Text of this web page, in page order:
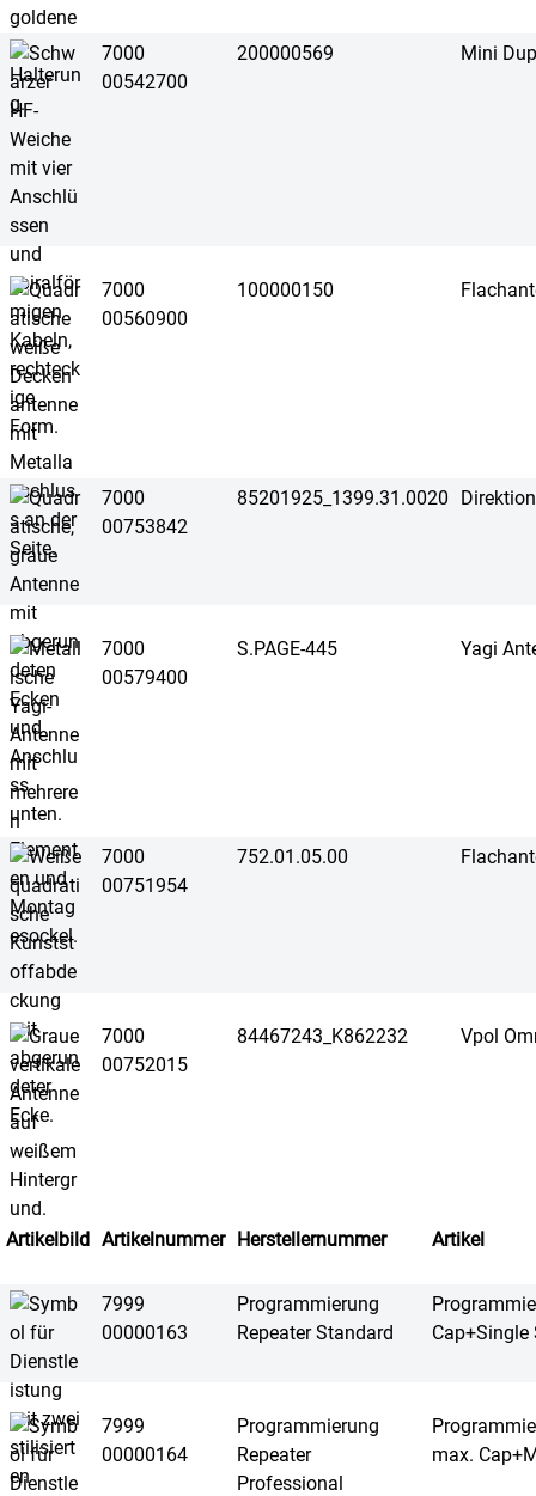
7000
00542700
200000569 Mini
7000
00560900
100000150
7000
00753842
85201925_1399.31.0020
7000
00579400
S.PAGE-445 Yagi
7000
00751954
752.01.05.00
7000
00752015
84467243_K862232 Vpol
Artikelbild Artikelnummer Herstellernummer Artikel
7999
00000163
Programmierung
Repeater Standard
Cap+Single
7999
00000164
Programmierung
Repeater
Professional
max.